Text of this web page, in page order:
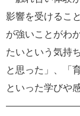
影響を受けるこ
が強いことがわ
たいという気持
と思った」、「
といった学びや